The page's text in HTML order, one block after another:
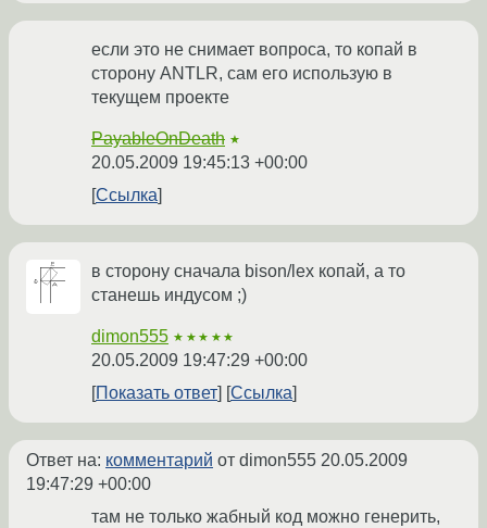
если это не снимает вопроса, то копай в
сторону ANTLR, сам его использую в
текущем проекте
PayableOnDeath ★
20.05.2009 19:45:13 +00:00
Ссылка
в сторону сначала bison/lex копай, а то
станешь индусом ;)
dimon555 ★★★★★
20.05.2009 19:47:29 +00:00
Показать ответ
Ссылка
Ответ на: комментарий от dimon555 20.05.2009
19:47:29 +00:00
там не только жабный код можно генерить,